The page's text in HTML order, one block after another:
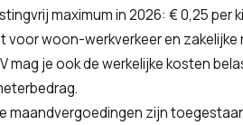
maximum in 2026: € 0,25 per
voor woon-werkverkeer en
mag je ook de werkelijke kosten
maandvergoedingen zijn